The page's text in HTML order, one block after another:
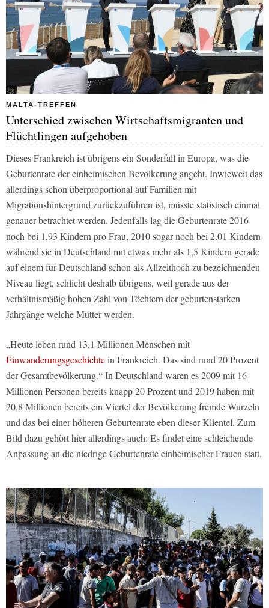
MALTA-TREFFEN
Unterschied zwischen Wirtschaftsmigranten und
Flüchtlingen aufgehoben
Dieses Frankreich ist übrigens ein Sonderfall in Europa, was die
Geburtenrate der einheimischen Bevölkerung angeht. Inwieweit das
allerdings schon überproportional auf Familien mit
Migrationshintergrund zurückzuführen ist, müsste statistisch einmal
genauer betrachtet werden. Jedenfalls lag die Geburtenrate 2016
noch bei 1,93 Kindern pro Frau, 2010 sogar noch bei 2,01 Kindern
während sie in Deutschland mit etwas mehr als 1,5 Kindern gerade
auf einem für Deutschland schon als Allzeithoch zu bezeichnenden
Niveau liegt, schlicht deshalb übrigens, weil gerade aus der
verhältnismäßig hohen Zahl von Töchtern der geburtenstarken
Jahrgänge welche Mütter werden.
„Heute leben rund 13,1 Millionen Menschen mit
Einwanderungsgeschichtein Frankreich. Das sind rund 20 Prozent
der Gesamtbevölkerung.“ In Deutschland waren es 2009 mit 16
Millionen Personen bereits knapp 20 Prozent und 2019 haben mit
20,8 Millionen bereits ein Viertel der Bevölkerung fremde Wurzeln
und das bei einer höheren Geburtenrate eben dieser Klientel. Zum
Bild dazu gehört hier allerdings auch: Es findet eine schleichende
Anpassung an die niedrige Geburtenrate einheimischer Frauen statt.